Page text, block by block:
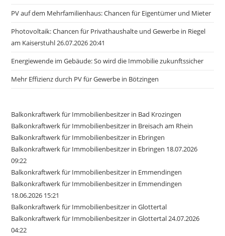
PV auf dem Mehrfamilienhaus: Chancen für Eigentümer und Mieter
Photovoltaik: Chancen für Privathaushalte und Gewerbe in Riegel
am Kaiserstuhl 26.07.2026 20:41
Energiewende im Gebäude: So wird die Immobilie zukunftssicher
Mehr Effizienz durch PV für Gewerbe in Bötzingen
Balkonkraftwerk für Immobilienbesitzer in Bad Krozingen
Balkonkraftwerk für Immobilienbesitzer in Breisach am Rhein
Balkonkraftwerk für Immobilienbesitzer in Ebringen
Balkonkraftwerk für Immobilienbesitzer in Ebringen 18.07.2026
09:22
Balkonkraftwerk für Immobilienbesitzer in Emmendingen
Balkonkraftwerk für Immobilienbesitzer in Emmendingen
18.06.2026 15:21
Balkonkraftwerk für Immobilienbesitzer in Glottertal
Balkonkraftwerk für Immobilienbesitzer in Glottertal 24.07.2026
04:22